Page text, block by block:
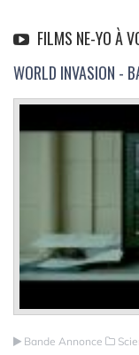
FILMS NE-YO À
WORLD INVASION -
Bande Annonce